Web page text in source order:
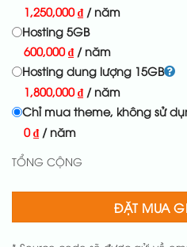
1,250,000₫ / năm
Hosting 5GB
600,000₫ / năm
Hosting dung lượng 15GB
1,800,000₫ / năm
Chỉ mua theme, không sử
0₫ / năm
TỔNG CỘNG
ĐẶT MUA